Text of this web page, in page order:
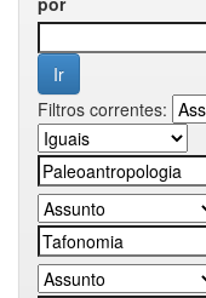
Filtros correntes: